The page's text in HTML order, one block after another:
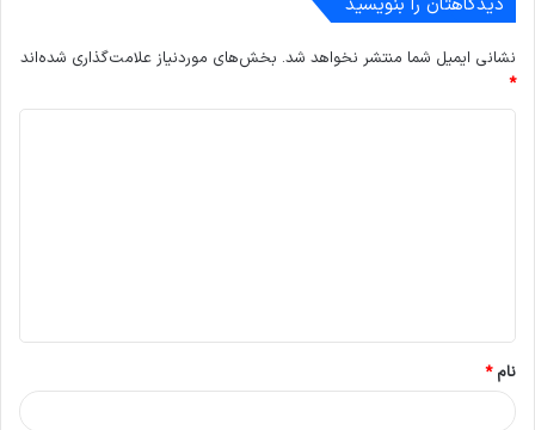
نشانی ایمیل شما منتشر نخواهد شد. بخش‌های موردنیاز علامت‌گذاری شده‌اند
*
*
نام*